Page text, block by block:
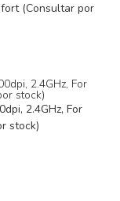
(Consultar por
2.4GHz, For
stock)